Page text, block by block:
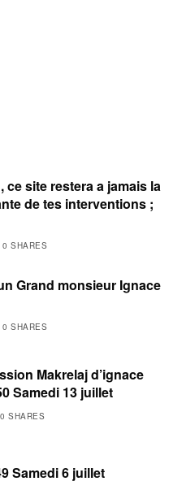
ce site restera a jamais la
de tes interventions ;
0 SHARES
Grand monsieur Ignace
0 SHARES
Makrelaj d’ignace
Samedi 13 juillet
0 SHARES
Samedi 6 juillet